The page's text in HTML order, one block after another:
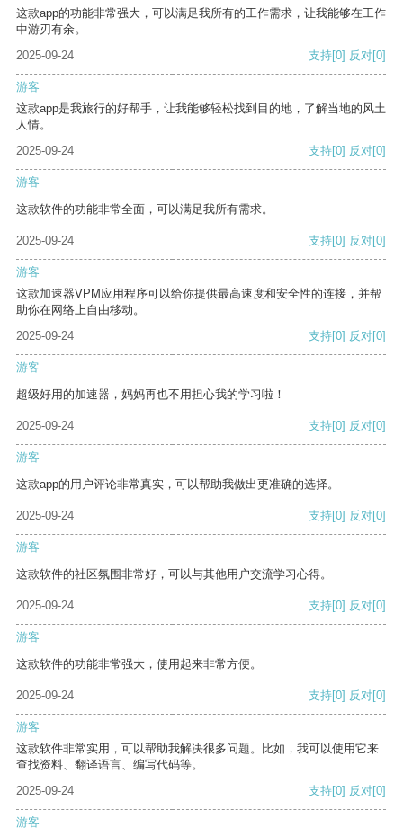
这款app的功能非常强大，可以满足我所有的工作需求，让我能够在工作
中游刃有余。
2025-09-24
支持[0] 反对[0]
游客
这款app是我旅行的好帮手，让我能够轻松找到目的地，了解当地的风土
人情。
2025-09-24
支持[0] 反对[0]
游客
这款软件的功能非常全面，可以满足我所有需求。
2025-09-24 支持[0] 反对[0]
游客
这款加速器VPM应用程序可以给你提供最高速度和安全性的连接，并帮
助你在网络上自由移动。
2025-09-24
支持[0] 反对[0]
游客
超级好用的加速器，妈妈再也不用担心我的学习啦！
2025-09-24 支持[0] 反对[0]
游客
这款app的用户评论非常真实，可以帮助我做出更准确的选择。
2025-09-24 支持[0] 反对[0]
游客
这款软件的社区氛围非常好，可以与其他用户交流学习心得。
2025-09-24 支持[0] 反对[0]
游客
这款软件的功能非常强大，使用起来非常方便。
2025-09-24 支持[0] 反对[0]
游客
这款软件非常实用，可以帮助我解决很多问题。比如，我可以使用它来
查找资料、翻译语言、编写代码等。
2025-09-24
支持[0] 反对[0]
游客